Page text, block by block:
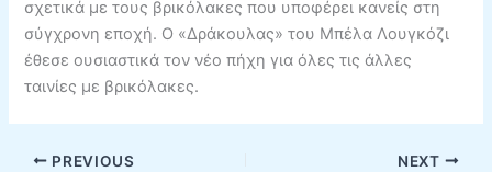
σχετικά με τους βρικόλακες που υποφέρει κανείς στη
σύγχρονη εποχή. Ο «Δράκουλας» του Μπέλα Λουγκόζι
έθεσε ουσιαστικά τον νέο πήχη για όλες τις άλλες
ταινίες με βρικόλακες.
PREVIOUS NEXT